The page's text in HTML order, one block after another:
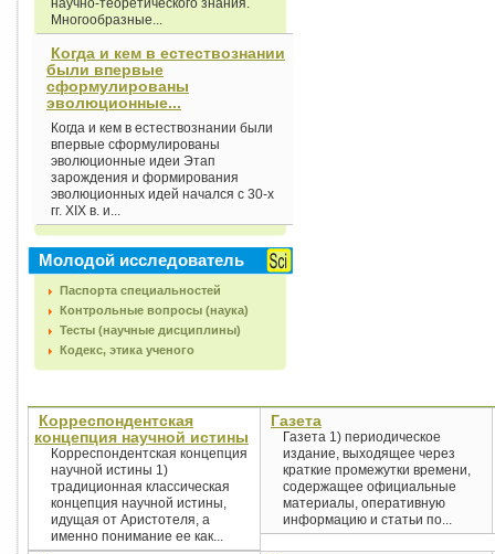
научно-теоретического знания.
Многообразные...
Когда и кем в естествознании
были впервые
сформулированы
эволюционные...
Когда и кем в естествознании были
впервые сформулированы
эволюционные идеи Этап
зарождения и формирования
эволюционных идей начался с 30-х
гг. XIX в. и...
Молодой исследователь
Паспорта специальностей
Контрольные вопросы (наука)
Тесты (научные дисциплины)
Кодекс, этика ученого
Корреспондентская
концепция научной истины
Корреспондентская концепция
научной истины 1)
традиционная классическая
концепция научной истины,
идущая от Аристотеля, а
именно понимание ее как...
Газета
Газета 1) периодическое
издание, выходящее через
краткие промежутки времени,
содержащее официальные
материалы, оперативную
информацию и статьи по...